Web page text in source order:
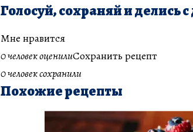
Голосуй, сохраняй и делись
Мне нравится
0 человек оценилиСохранить рецепт
0 человек сохранили
Похожие рецепты